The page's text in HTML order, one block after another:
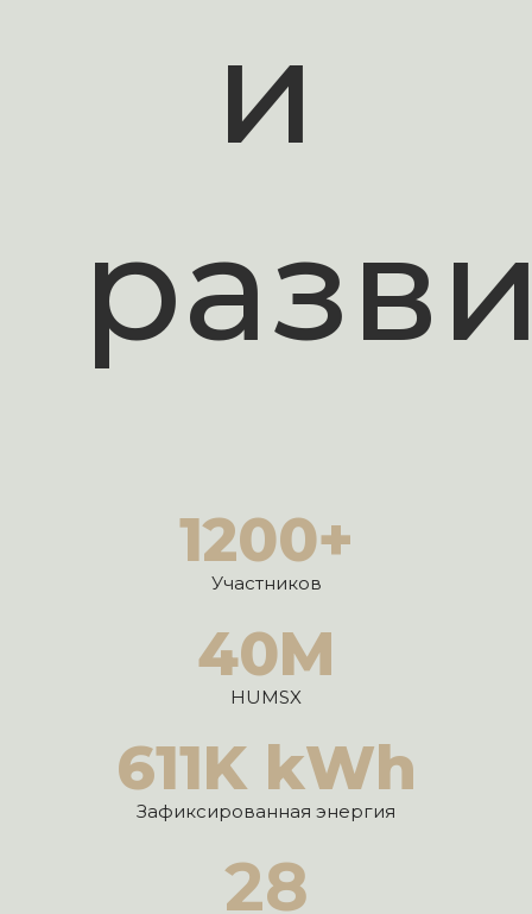
и
1200+
Участников
40M
HUMSX
611K kWh
Зафиксированная энергия
28